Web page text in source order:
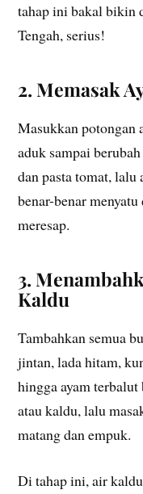
tahap ini bakal bikin
Tengah, serius!
2. Memasak
Masukkan potongan
aduk sampai
dan pasta tomat,
benar-benar
meresap.
3.
Kaldu
Tambahkan semua
jintan, lada hitam,
hingga ayam
atau kaldu, lalu
matang dan empuk.
Di tahap ini, air